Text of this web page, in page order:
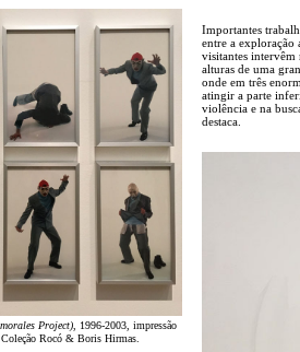
Project) , 1996-2003, impressão
Rocó & Boris Hirmas.
Importantes
entre a exploração
visitantes intervêm
alturas de uma
onde em três
atingir a parte
violência e na
destaca.